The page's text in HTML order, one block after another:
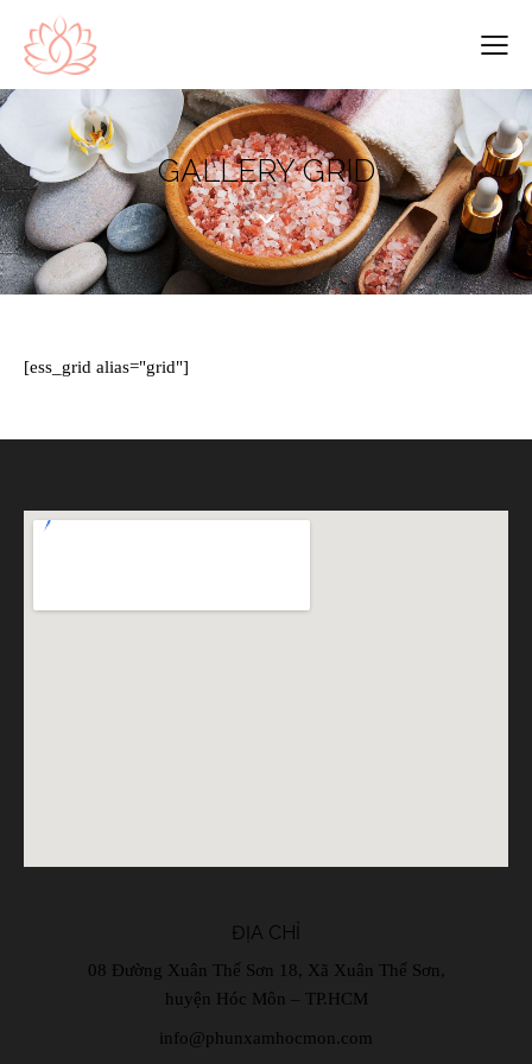
GALLERY GRID
[ess_grid alias="grid"]
ĐỊA CHỈ
08 Đường Xuân Thế Sơn 18, Xã Xuân Thế Sơn,
huyện Hóc Môn – TP.HCM
info@phunxamhocmon.com